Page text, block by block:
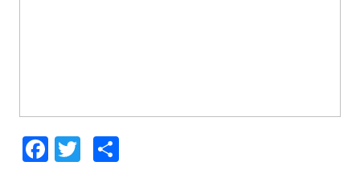
F T